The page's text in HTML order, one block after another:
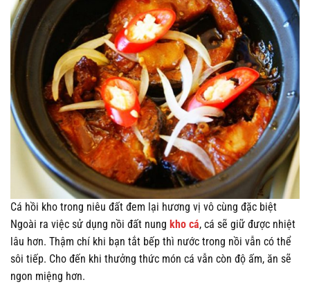
Cá hồi kho trong niêu đất đem lại hương vị vô cùng đặc biệt
Ngoài ra việc sử dụng nồi đất nung kho cá, cá sẽ giữ được nhiệt
lâu hơn. Thậm chí khi bạn tắt bếp thì nước trong nồi vẫn có thể
sôi tiếp. Cho đến khi thưởng thức món cá vẫn còn độ ấm, ăn sẽ
ngon miệng hơn.